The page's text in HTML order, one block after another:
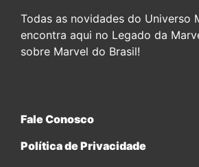
Todas as novidades do Universo
encontra aqui no Legado da
sobre Marvel do Brasil!
Fale Conosco
Política de Privacidade